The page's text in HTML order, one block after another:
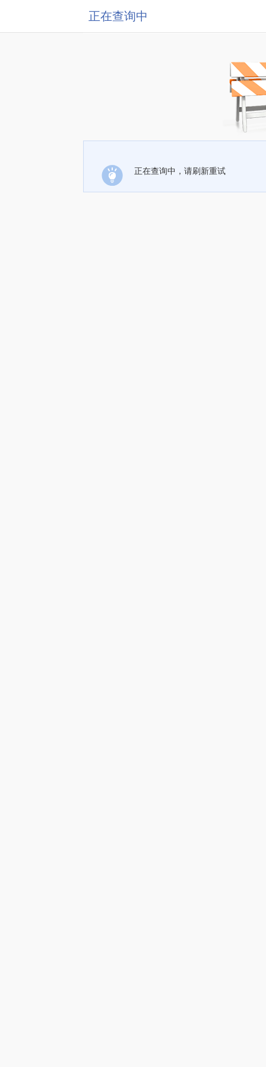
正在查询中
正在查询中，请刷新重试